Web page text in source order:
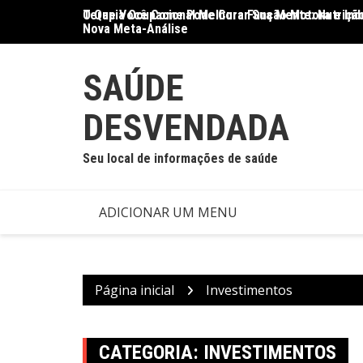
o
O Que Você Come Pode Curar Sua Mente:
Terapia Ocupacional Melhora Função Motora e
Nova Meta-Análise
SAÚDE
DESVENDADA
Seu local de informações de saúde
ADICIONAR UM MENU
Página inicial Investimentos
CATEGORIA: INVESTIMENTOS